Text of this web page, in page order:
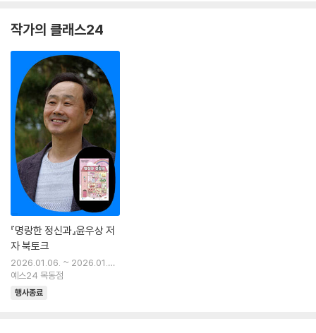
극’이라는 새로운 형태의 즉흥적인 집단 치유연극을 연출하고 공연을 올리
고 있다.
작가의 클래스24
『명랑한 정신과』윤우상 저
자 북토크
2026.01.06. ~ 2026.01.0
6.
예스24 목동점
행사종료